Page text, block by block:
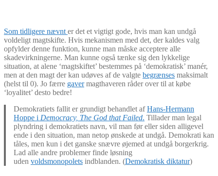
Som tidligere nævnt er det et vigtigt gode, hvis man kan undgå
voldeligt magtskifte. Hvis mekanismen med det, der kaldes valg
opfylder denne funktion, kunne man måske acceptere alle
skadevirkningerne. Man kunne også tænke sig den lykkelige
situation, at alene ‘magtskiftet’ bestemmes på ‘demokratisk’ manér,
men at den magt der kan udøves af de valgte begrænses maksimalt
(helst til 0). Jo færre gavermagthaveren råder over til at købe
‘loyalitet’ desto bedre!
Demokratiets fallit er grundigt behandlet afHans-Hermann
Hoppe i Democracy, The God that Failed. Tillader man legal
plyndring i demokratiets navn, vil man før eller siden alligevel
ende i den situation, man netop ønskede at undgå. Demokrati kan
tåles, men kun i det ganske snævre øjemed at undgå borgerkrig.
Lad alle andre problemer finde løsning
uden voldsmonopolets indblanden. (Demokratisk diktatur)